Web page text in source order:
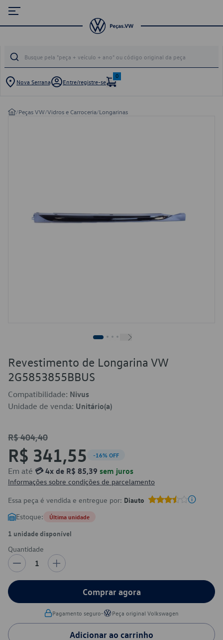
Nova Serrana Entre/registre-se
0
/Peças VW/Vidros e Carroceria/Longarinas
Revestimento de Longarina VW
2G5853855BBUS
Compatibilidade: Nivus
Unidade de venda: Unitário(a)
R$ 404,40
R$ 341,55 -16% OFF
Em até 💳 4x de R$ 85,39 sem juros
Informações sobre condições de parcelamento
Essa peça é vendida e entregue por: Diauto
Estoque: Última unidade
1 unidade disponível
Quantidade
1
Comprar agora
Pagamento seguro• Peça original Volkswagen
Adicionar ao carrinho